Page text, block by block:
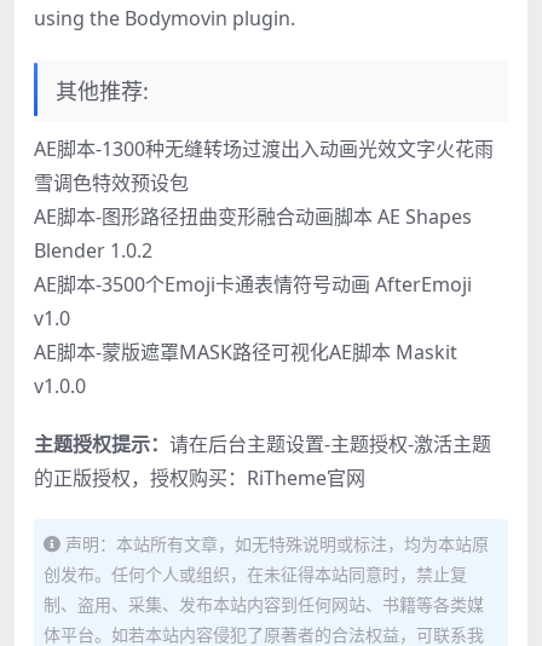
using the Bodymovin plugin.
其他推荐:
AE脚本-1300种无缝转场过渡出入动画光效文字火花雨
雪调色特效预设包
AE脚本-图形路径扭曲变形融合动画脚本 AE Shapes
Blender 1.0.2
AE脚本-3500个Emoji卡通表情符号动画 AfterEmoji
v1.0
AE脚本-蒙版遮罩MASK路径可视化AE脚本 Maskit
v1.0.0
主题授权提示： 请在后台主题设置-主题授权-激活主题
的正版授权，授权购买： RiTheme官网
声明：本站所有文章，如无特殊说明或标注，均为本站原
创发布。任何个人或组织，在未征得本站同意时，禁止复
制、盗用、采集、发布本站内容到任何网站、书籍等各类媒
体平台。如若本站内容侵犯了原著者的合法权益，可联系我